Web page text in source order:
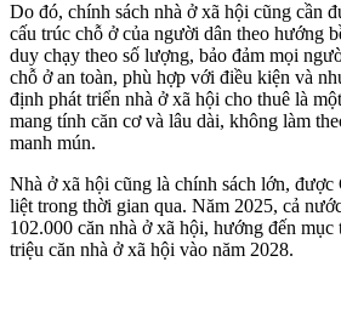
Do đó, chính sách nhà ở xã hội cũng cần
cấu trúc chỗ ở của người dân theo hướng
duy chạy theo số lượng, bảo đảm mọi
chỗ ở an toàn, phù hợp với điều kiện và
định phát triển nhà ở xã hội cho thuê là
mang tính căn cơ và lâu dài, không làm
manh mún.
Nhà ở xã hội cũng là chính sách lớn,
liệt trong thời gian qua. Năm 2025, cả
102.000 căn nhà ở xã hội, hướng đến mục
triệu căn nhà ở xã hội vào năm 2028.